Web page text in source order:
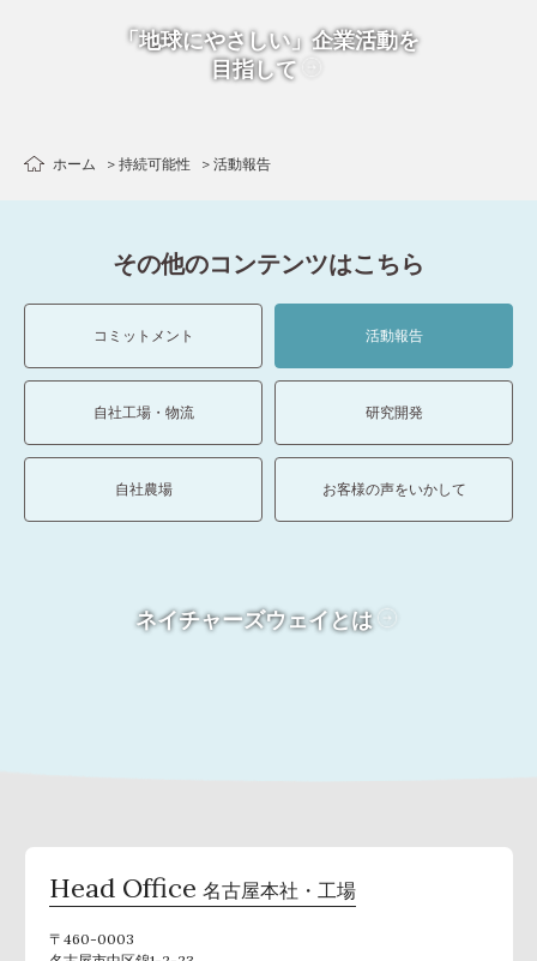
「地球にやさしい」企業活動を
目指して
ホーム 持続可能性 活動報告
その他のコンテンツはこちら
コミットメント 活動報告
自社工場・物流 研究開発
自社農場 お客様の声をいかして
ネイチャーズウェイとは
Head Office 名古屋本社・工場
〒460-0003